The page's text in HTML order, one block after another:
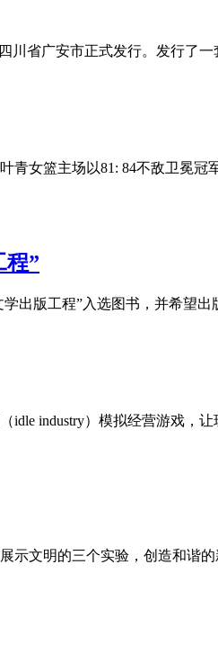
省广安市正式发行。发行了
青女篮主场以81: 84不敌卫冕
程”
出版工程”入选图书，并希望
idle industry）模拟经营游戏
示文明的三个实验，创造和谐